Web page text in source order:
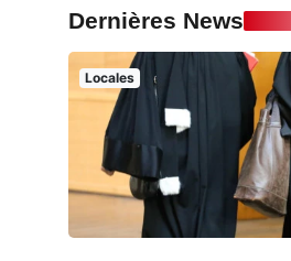
Dernières News
Locales